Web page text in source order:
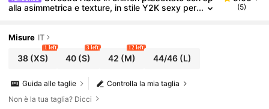
alla asimmetrica e texture, in stile Y2K sexy per
(5)
Misure IT
38(XS)
1 left
40 (S)
3 left
42 (M)
12 left
44/46(L)
Controlla la mia taglia
Guida alle taglie
Non è la tua taglia? Dicci